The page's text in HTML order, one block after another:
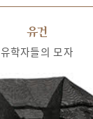
유건
유학자들의 모자